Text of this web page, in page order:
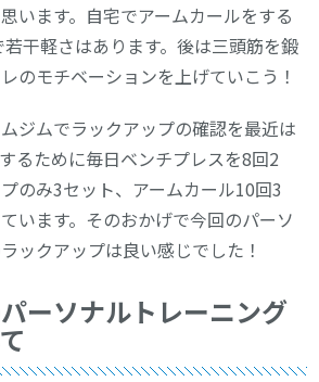
います。自宅でアームカールをする
干軽さはあります。後は三頭筋を鍛
のモチベーションを上げていこう！
ジムでラックアップの確認を最近は
るために毎日ベンチプレスを8回2
のみ3セット、アームカール10回3
います。そのおかげで今回のパーソ
ックアップは良い感じでした！
ーソナルトレーニング